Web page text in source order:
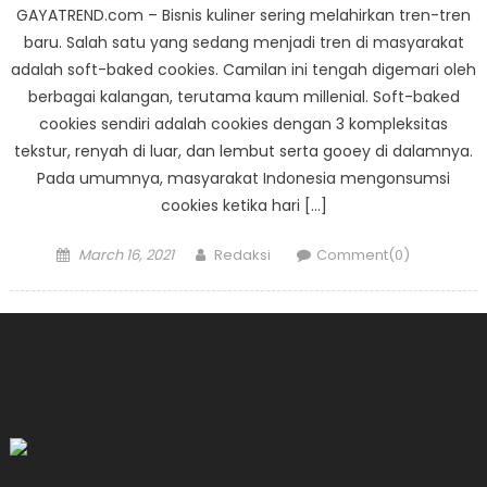
GAYATREND.com – Bisnis kuliner sering melahirkan tren-tren
baru. Salah satu yang sedang menjadi tren di masyarakat
adalah soft-baked cookies. Camilan ini tengah digemari oleh
berbagai kalangan, terutama kaum millenial. Soft-baked
cookies sendiri adalah cookies dengan 3 kompleksitas
tekstur, renyah di luar, dan lembut serta gooey di dalamnya.
Pada umumnya, masyarakat Indonesia mengonsumsi
cookies ketika hari […]
Posted
March 16, 2021 Author
Redaksi Comment(0)